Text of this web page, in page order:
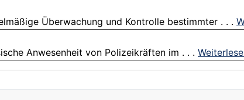
Überwachung und Kontrolle bestimmter . . .
Anwesenheit von Polizeikräften im . . .